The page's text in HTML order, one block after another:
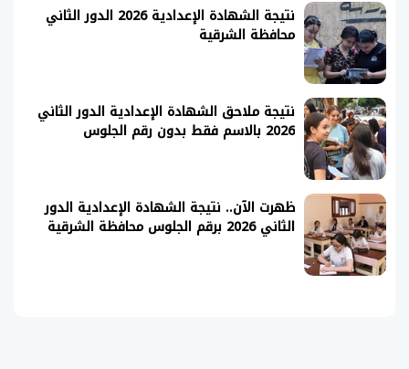
نتيجة الشهادة الإعدادية 2026 الدور الثاني
محافظة الشرقية
نتيجة ملاحق الشهادة الإعدادية الدور الثاني
2026 بالاسم فقط بدون رقم الجلوس
ظهرت الآن.. نتيجة الشهادة الإعدادية الدور
الثاني 2026 برقم الجلوس محافظة الشرقية